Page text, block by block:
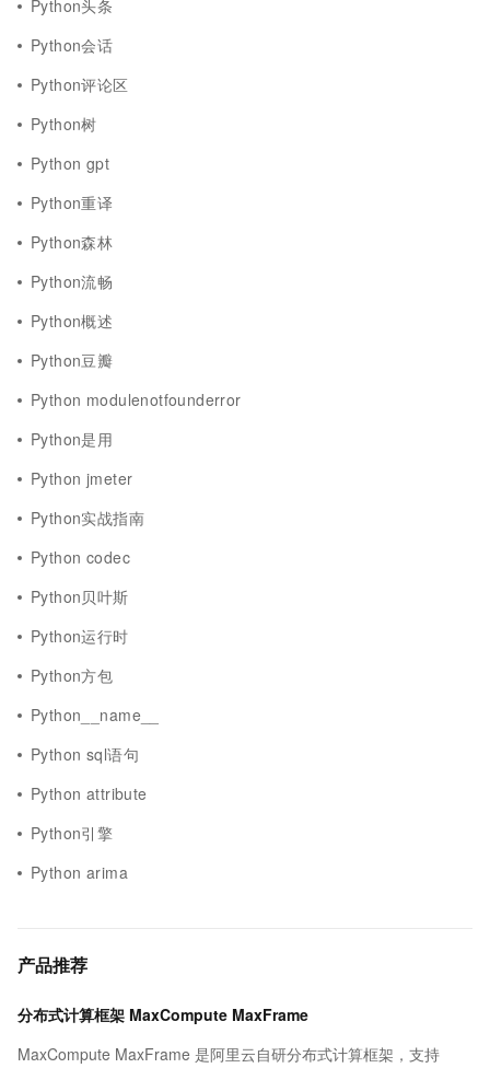
Python头条
Python会话
Python评论区
Python树
Python gpt
Python重译
Python森林
Python流畅
Python概述
Python豆瓣
Python modulenotfounderror
Python是用
Python jmeter
Python实战指南
Python codec
Python贝叶斯
Python运行时
Python方包
Python__name__
Python sql语句
Python attribute
Python引擎
Python arima
产品推荐
分布式计算框架 MaxCompute MaxFrame
MaxCompute MaxFrame 是阿里云自研分布式计算框架，支持